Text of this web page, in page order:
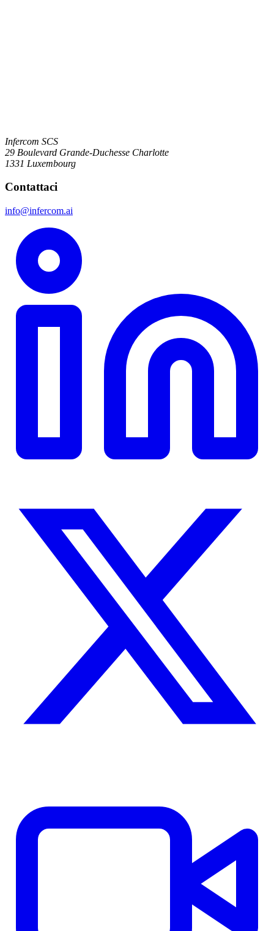
Infercom SCS
29 Boulevard Grande-Duchesse Charlotte
1331 Luxembourg
Contattaci
info@infercom.ai